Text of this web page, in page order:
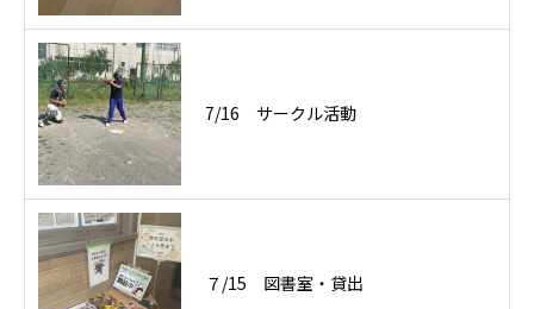
7/16 サークル活動
７/15 図書室・貸出